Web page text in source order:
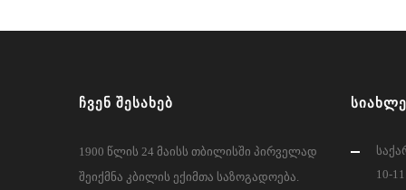
ᲩᲕᲔᲜ ᲨᲔᲡᲐᲮᲔᲑ
1900 წლის 24 მაისს თბილისში პირველად
შეიქმნა კბილის ექიმთა საზოგადოება.
10-